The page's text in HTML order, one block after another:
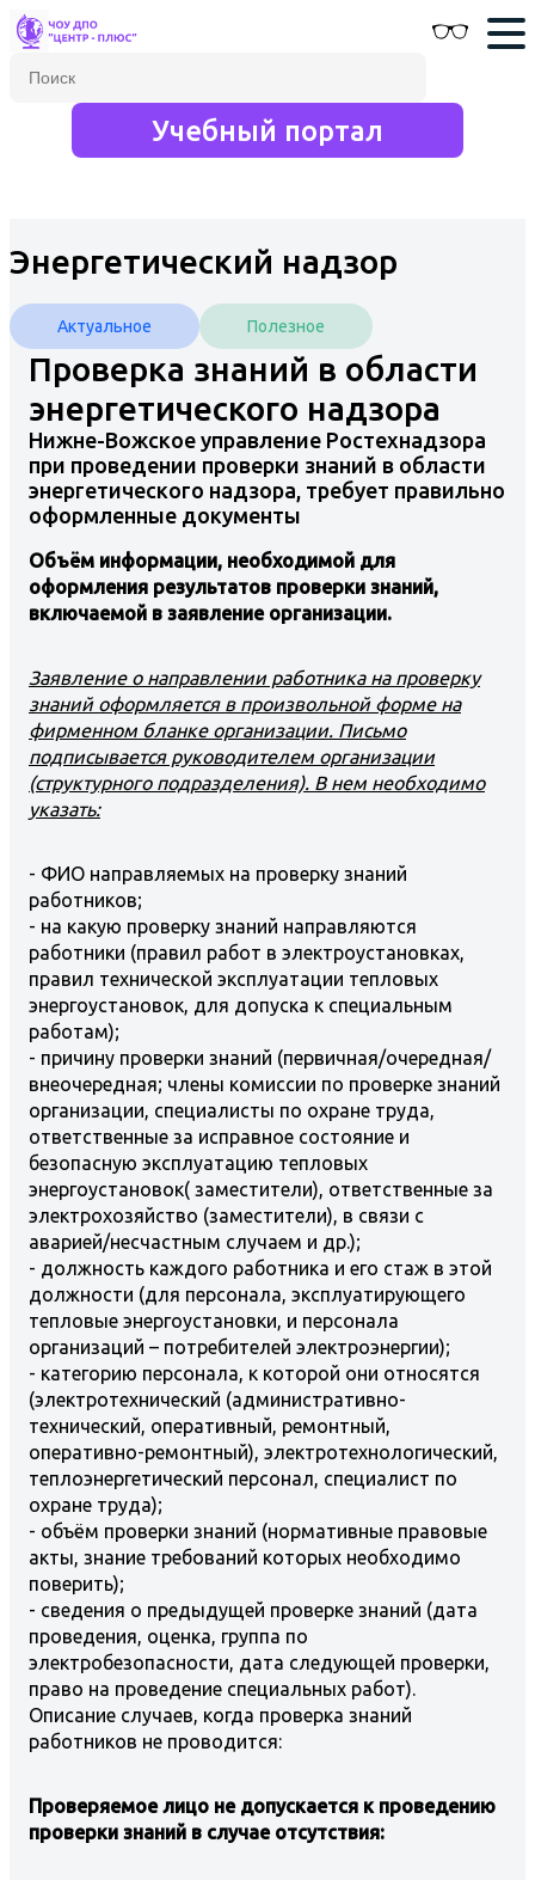
Учебный портал
Энергетический надзор
Актуальное Полезное
Проверка знаний в области
энергетического надзора
Нижне-Вожское управление Ростехнадзора
при проведении проверки знаний в области
энергетического надзора, требует правильно
оформленные документы
Объём информации, необходимой для
оформления результатов проверки знаний,
включаемой в заявление организации.
Заявление о направлении работника на проверку
знаний оформляется в произвольной форме на
фирменном бланке организации. Письмо
подписывается руководителем организации
(структурного подразделения). В нем необходимо
указать:
- ФИО направляемых на проверку знаний
работников;
- на какую проверку знаний направляются
работники (правил работ в электроустановках,
правил технической эксплуатации тепловых
энергоустановок, для допуска к специальным
работам);
- причину проверки знаний (первичная/очередная/
внеочередная; члены комиссии по проверке знаний
организации, специалисты по охране труда,
ответственные за исправное состояние и
безопасную эксплуатацию тепловых
энергоустановок( заместители), ответственные за
электрохозяйство (заместители), в связи с
аварией/несчастным случаем и др.);
- должность каждого работника и его стаж в этой
должности (для персонала, эксплуатирующего
тепловые энергоустановки, и персонала
организаций – потребителей электроэнергии);
- категорию персонала, к которой они относятся
(электротехнический (административно-
технический, оперативный, ремонтный,
оперативно-ремонтный), электротехнологический,
теплоэнергетический персонал, специалист по
охране труда);
- объём проверки знаний (нормативные правовые
акты, знание требований которых необходимо
поверить);
- сведения о предыдущей проверке знаний (дата
проведения, оценка, группа по
электробезопасности, дата следующей проверки,
право на проведение специальных работ).
Описание случаев, когда проверка знаний
работников не проводится:
Проверяемое лицо не допускается к проведению
проверки знаний в случае отсутствия: